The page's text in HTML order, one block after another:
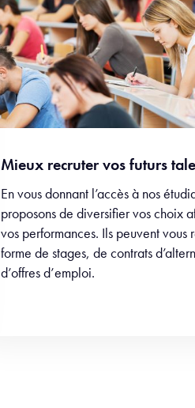
Mieux recruter vos futurs
En vous donnant l’accès à nos
proposons de diversifier vos choix
vos performances. Ils peuvent vous
forme de stages, de contrats
d’offres d’emploi.